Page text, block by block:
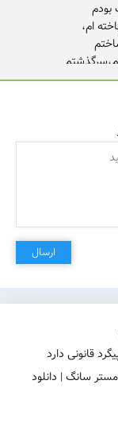
مثه قلب کسی
اگر قلب منو
چه هستم تو فقط
ارسال
قانونی دارد
سانگ | دانلود